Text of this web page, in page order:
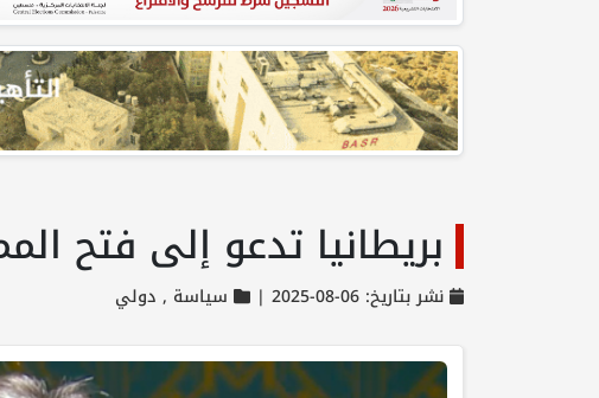
بريطانيا تدعو إلى فتح
نشر بتاريخ: 06-08-2025 | سياسة , دولي